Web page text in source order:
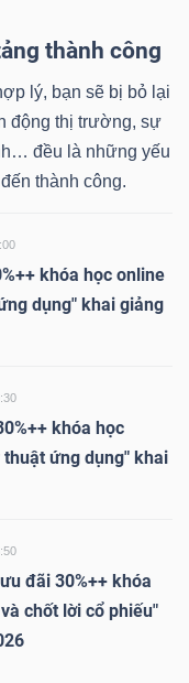
thành công
lý, bạn sẽ bị bỏ lại
động thị trường, sự
đều là những yếu
thành công.
khóa học online
dụng" khai giảng
khóa học
ứng dụng" khai
đãi 30%++ khóa
chốt lời cổ phiếu"